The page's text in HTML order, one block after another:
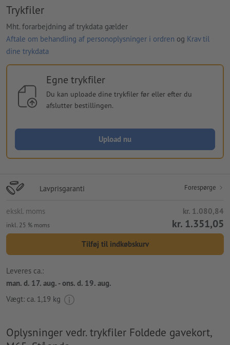
Trykfiler
Mht. forarbejdning af trykdata gælder
Aftale om behandling af personoplysninger i ordren og Krav til
dine trykdata
Egne trykfiler
Du kan uploade dine trykfiler før eller efter du
afslutter bestillingen.
Upload nu
Lavprisgaranti Forespørge
ekskl. moms kr. 1.080,84
inkl. 25 % moms kr. 1.351,05
Tilføj til indkøbskurv
Leveres ca.:
man. d. 17. aug. - ons. d. 19. aug.
Vægt: ca. 1,19 kg
Oplysninger vedr. trykfiler Foldede gavekort,